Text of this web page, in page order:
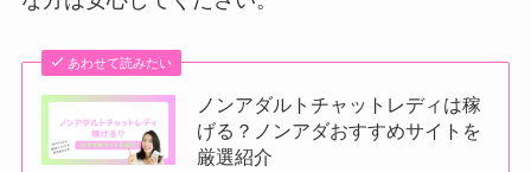
あわせて読みたい
ノンアダルトチャットレディは稼
げる？ノンアダおすすめサイトを
厳選紹介